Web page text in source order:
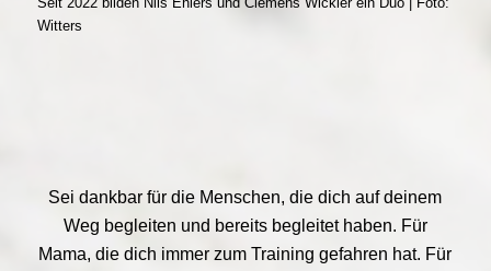
Witters
Sei dankbar für die Menschen, die dich auf deinem
Weg begleiten und bereits begleitet haben. Für
Mama, die dich immer zum Training gefahren hat. Für